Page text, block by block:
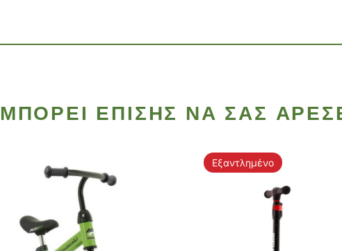
ΜΠΟΡΕΊ ΕΠΊΣΗΣ ΝΑ ΣΑΣ
Εξαντλημένο